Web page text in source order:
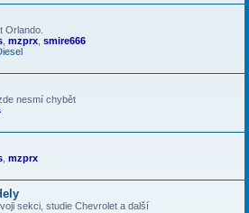
Orlando.
mzprx smire666
nesmí chybět
mzprx
sekci, studie Chevrolet a další